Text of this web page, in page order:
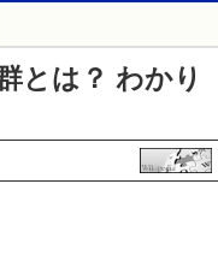
とは？ わかり